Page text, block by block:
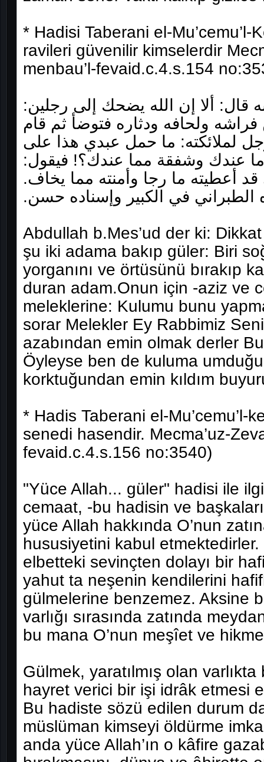
* Hadisi Taberani el-Mu’cemu’l-
ravileri güvenilir kimselerdir
menbau’l-fevaid.c.4.s.154
قال‏:‏ ألا إن الله يضحك إلى رجلين‏:‏
ولحافه ودثاره فتوضأ ثم قام
لملائكته‏:‏ ما حمل عبدي هذا على
ما عندك وشفقة مما عندك‏؟‏‏!‏ فيقول‏:‏
قد أعطيته ما رجا وأمنته مما يخاف‏.‏
الطبراني في الكبير وإسناده حسن‏.‏
Abdullah b.Mes’ud der ki:
şu iki adama bakıp güler: Biri
yorganını ve örtüsünü bırakıp
duran adam.Onun için -aziz ve
meleklerine: Kulumu bunu
sorar Melekler Ey Rabbimiz
azabından emin olmak derler
Öyleyse ben de kuluma
korktuğundan emin kıldım
* Hadis Taberani el-Mu’cemu’l-
senedi hasendir. Mecma’uz-
fevaid.c.4.s.156 no:3540)
"Yüce Allah... güler" hadisi ile
cemaat, -bu hadisin ve
yüce Allah hakkında O’nun
hususiyetini kabul etmektedirler.
elbetteki sevinçten dolayı bir
yahut ta neşenin kendilerini
gülmelerine benzemez. Aksine
varlığı sırasında zatında
bu mana O’nun meşîet ve
Gülmek, yaratılmış olan varlıkta
hayret verici bir işi idrâk etmesi
Bu hadiste sözü edilen durum
müslüman kimseyi öldürme
anda yüce Allah’ın o kâfire